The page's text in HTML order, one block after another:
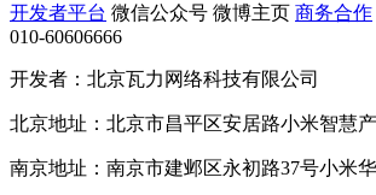
开发者平台 微信公众号 微博主页 商务合作
010-60606666
开发者：北京瓦力网络科技有限公司
北京地址：北京市昌平区安居路小米智慧
南京地址：南京市建邺区永初路37号小米